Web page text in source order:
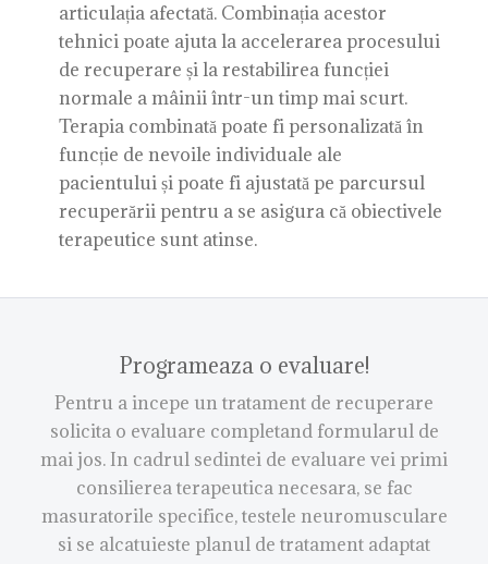
articulația afectată. Combinația acestor
tehnici poate ajuta la accelerarea procesului
de recuperare și la restabilirea funcției
normale a mâinii într-un timp mai scurt.
Terapia combinată poate fi personalizată în
funcție de nevoile individuale ale
pacientului și poate fi ajustată pe parcursul
recuperării pentru a se asigura că obiectivele
terapeutice sunt atinse.
Programeaza o evaluare!
Pentru a incepe un tratament de recuperare
solicita o evaluare completand formularul de
mai jos. In cadrul sedintei de evaluare vei primi
consilierea terapeutica necesara, se fac
masuratorile specifice, testele neuromusculare
si se alcatuieste planul de tratament adaptat